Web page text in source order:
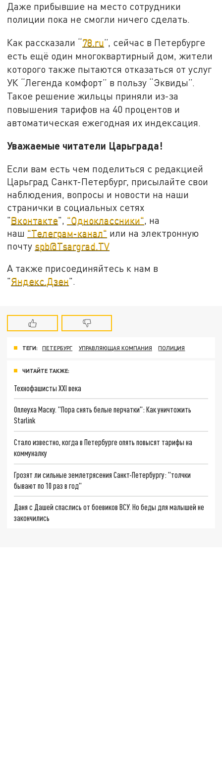
Даже прибывшие на место сотрудники
полиции пока не смогли ничего сделать.
Как рассказали “78.ru”, сейчас в Петербурге
есть ещё один многоквартирный дом, жители
которого также пытаются отказаться от услуг
УК “Легенда комфорт” в пользу “Эквиды”.
Такое решение жильцы приняли из-за
повышения тарифов на 40 процентов и
автоматическая ежегодная их индексация.
Уважаемые читатели Царьграда!
Если вам есть чем поделиться с редакцией
Царьград Санкт-Петербург, присылайте свои
наблюдения, вопросы и новости на наши
странички в социальных сетях
"Вконтакте", "Одноклассники" , на
наш "Телеграм-канал" или на электронную
почту spb@Tsargrad.TV
А также присоединяйтесь к нам в
"Яндекс.Дзен".
ТЕГИ: ПЕТЕРБУРГ УПРАВЛЯЮЩАЯ КОМПАНИЯ ПОЛИЦИЯ
ЧИТАЙТЕ ТАКЖЕ:
Технофашисты XXI века
Оплеуха Маску. "Пора снять белые перчатки": Как уничтожить
Starlink
Стало известно, когда в Петербурге опять повысят тарифы на
коммуналку
Грозят ли сильные землетрясения Санкт-Петербургу: "толчки
бывают по 10 раз в год"
Даня с Дашей спаслись от боевиков ВСУ. Но беды для малышей не
закончились